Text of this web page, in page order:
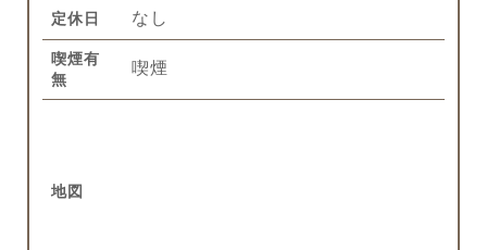
定休日 なし
喫煙有
無
喫煙
地図